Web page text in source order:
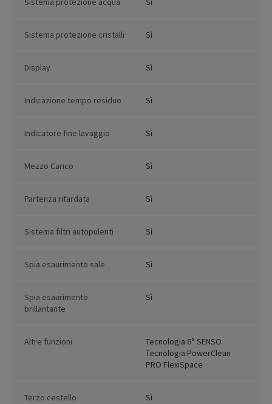
Sistema protezione cristalli Sì
Display Sì
Indicazione tempo residuo Sì
Indicatore fine lavaggio Sì
Mezzo Carico Sì
Partenza ritardata Sì
Sistema filtri autopulenti Sì
Spia esaurimento sale Sì
Spia esaurimento
brillantante
Sì
Altre funzioni
Tecnologia 6° SENSO
Tecnologia PowerClean
PRO FlexiSpace
Terzo cestello Sì